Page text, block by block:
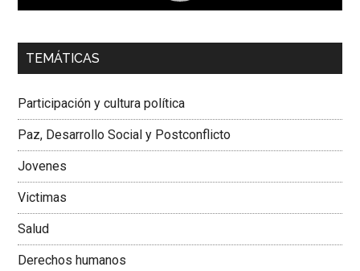
00:00 01:04
Dra. Carolina Corcho Mejía,Presidenta Corporación
Colombiana
TEMÁTICAS
Participación y cultura política
Paz, Desarrollo Social y Postconflicto
Jovenes
Victimas
Salud
Derechos humanos